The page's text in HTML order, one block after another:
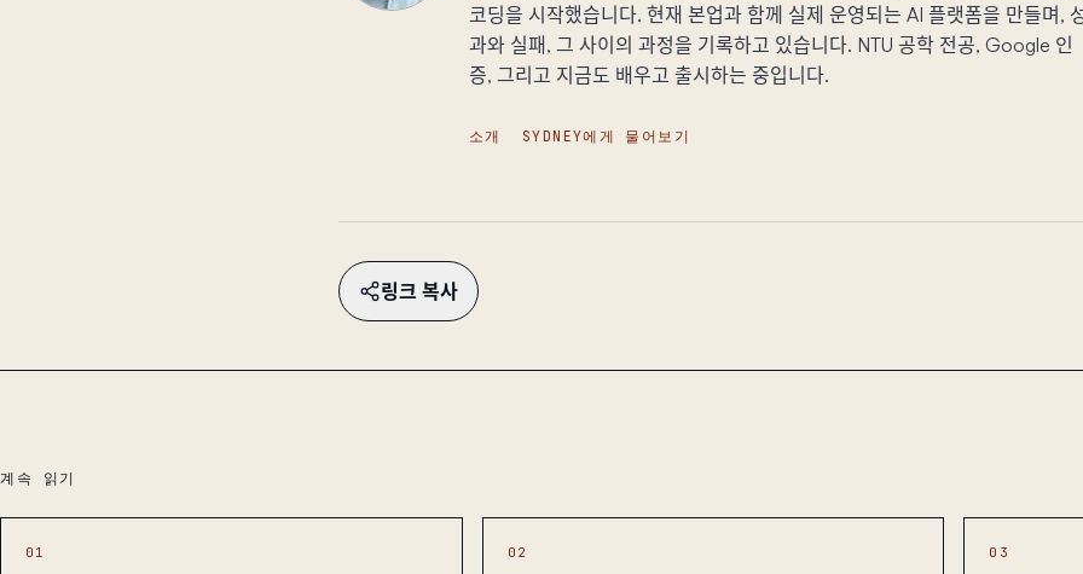
코딩을 시작했습니다. 현재 본업과 함께 실제 운영되는 AI 플랫폼을 만들며,
과와 실패, 그 사이의 과정을 기록하고 있습니다. NTU 공학 전공, Google 인
증, 그리고 지금도 배우고 출시하는 중입니다.
소개 SYDNEY에게 물어보기
링크 복사
계속 읽기
01 02 03